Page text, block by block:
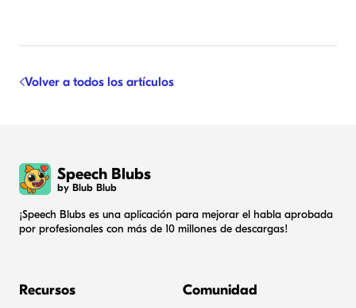
Volver a todos los artículos
Speech Blubs
by Blub Blub
¡Speech Blubs es una aplicación para mejorar el habla aprobada
por profesionales con más de 10 millones de descargas!
Recursos Comunidad